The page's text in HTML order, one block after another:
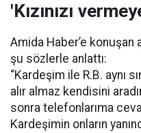
'Kızınızı
Amida Haber’e konuşan
şu sözlerle anlattı:
“Kardeşim ile R.B. aynı
alır almaz kendisini
sonra telefonlarıma
Kardeşimin onların